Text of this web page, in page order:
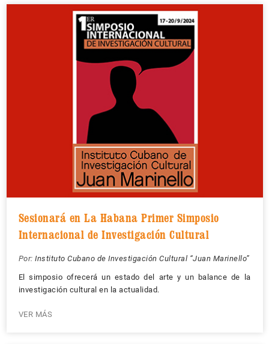
Sesionará en La Habana Primer Simposio
Internacional de Investigación Cultural
Por: Instituto Cubano de Investigación Cultural “Juan Marinello”
El simposio ofrecerá un estado del arte y un balance de la
investigación cultural en la actualidad.
VER MÁS